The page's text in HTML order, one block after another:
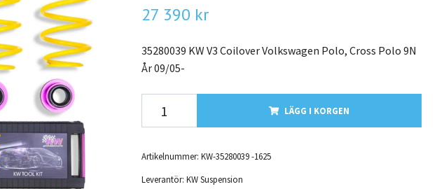
27 390 kr
35280039 KW V3 Coilover Volkswagen Polo, Cross Polo 9N
År 09/05-
LÄGG I KORGEN
Artikelnummer: KW-35280039 -1625
Leverantör: KW Suspension